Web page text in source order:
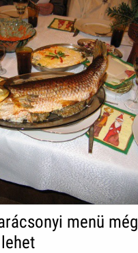
menü még